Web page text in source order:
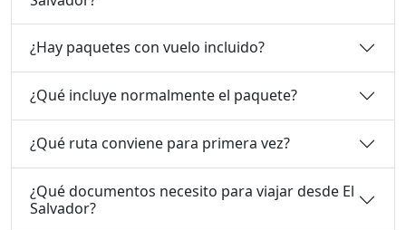
¿Hay paquetes con vuelo incluido?
¿Qué incluye normalmente el paquete?
¿Qué ruta conviene para primera vez?
¿Qué documentos necesito para viajar desde El
Salvador?